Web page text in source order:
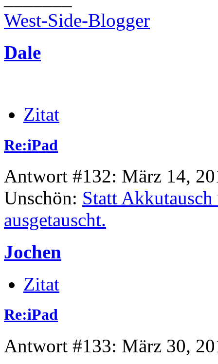
West-Side-Blogger
Dale
Zitat
Re:iPad
Antwort #132: März 14,
Unschön: Statt
ausgetauscht.
Jochen
Zitat
Re:iPad
Antwort #133: März 30,